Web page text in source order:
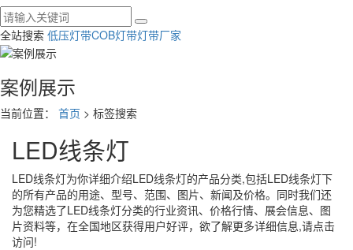
全站搜索 低压灯带COB灯带灯带厂家
案例展示
当前位置： 首页 > 标签搜索
LED线条灯
LED线条灯为你详细介绍LED线条灯的产品分类,包括LED线条灯下
的所有产品的用途、型号、范围、图片、新闻及价格。同时我们还
为您精选了LED线条灯分类的行业资讯、价格行情、展会信息、图
片资料等，在全国地区获得用户好评，欲了解更多详细信息,请点击
访问!